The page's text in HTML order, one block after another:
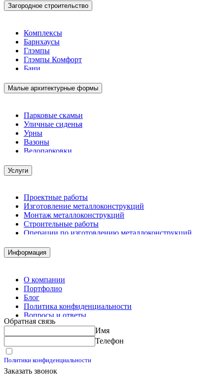
Загородное строительство
Комплексы
Барнхаусы
Глэмпы
Глэмпы Комфорт
Бани
Малые архитектурные формы
Парковые скамьи
Уличные сиденья
Урны
Вазоны
Велопарковки
Услуги
Проектные работы
Изготовление металлоконструкций
Монтаж металлоконструкций
Строительные работы
Операции по изготовлению металлоконструкций
Комплектация металлопроката
Изготовление винтовых свай
Информация
О компании
Портфолио
Блог
Политика конфиденциальности
Вопросы и ответы
Контакты
Обратная связь
Имя
Телефон
Политики конфиденциальности
Заказать звонок